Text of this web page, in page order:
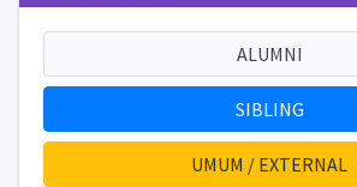
ALUMNI
SIBLING
UMUM / EXTERNAL